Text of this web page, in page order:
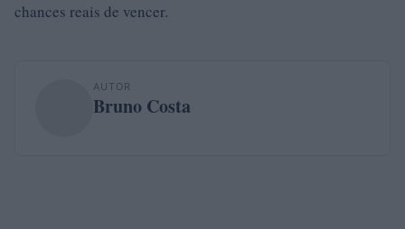
chances reais de vencer.
AUTOR
Bruno Costa